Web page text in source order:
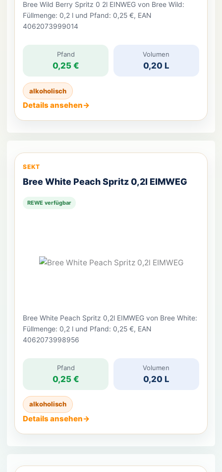
Bree Wild Berry Spritz 0 2l EINWEG von Bree Wild:
Füllmenge: 0,2 l und Pfand: 0,25 €, EAN
4062073999014
Pfand
0,25 €
Volumen
0,20 L
alkoholisch
Details ansehen→
SEKT
Bree White Peach Spritz 0,2l EIMWEG
REWE verfügbar
Bree White Peach Spritz 0,2l EIMWEG von Bree White:
Füllmenge: 0,2 l und Pfand: 0,25 €, EAN
4062073998956
Pfand
0,25 €
Volumen
0,20 L
alkoholisch
Details ansehen→